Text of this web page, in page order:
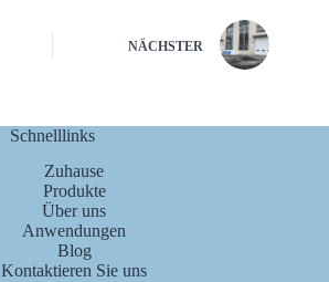
NÄCHSTER
Schnelllinks
Zuhause
Produkte
Über uns
Anwendungen
Blog
Kontaktieren Sie uns